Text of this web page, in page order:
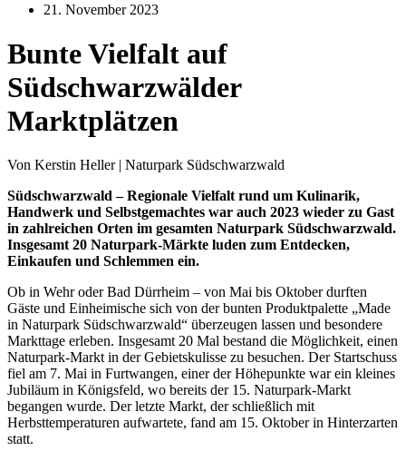
21. November 2023
Bunte Vielfalt auf
Südschwarzwälder
Marktplätzen
Von Kerstin Heller | Naturpark Südschwarzwald
Südschwarzwald – Regionale Vielfalt rund um Kulinarik,
Handwerk und Selbstgemachtes war auch 2023 wieder zu Gast
in zahlreichen Orten im gesamten Naturpark Südschwarzwald.
Insgesamt 20 Naturpark-Märkte luden zum Entdecken,
Einkaufen und Schlemmen ein.
Ob in Wehr oder Bad Dürrheim – von Mai bis Oktober durften
Gäste und Einheimische sich von der bunten Produktpalette „Made
in Naturpark Südschwarzwald“ überzeugen lassen und besondere
Markttage erleben. Insgesamt 20 Mal bestand die Möglichkeit, einen
Naturpark-Markt in der Gebietskulisse zu besuchen. Der Startschuss
fiel am 7. Mai in Furtwangen, einer der Höhepunkte war ein kleines
Jubiläum in Königsfeld, wo bereits der 15. Naturpark-Markt
begangen wurde. Der letzte Markt, der schließlich mit
Herbsttemperaturen aufwartete, fand am 15. Oktober in Hinterzarten
statt.